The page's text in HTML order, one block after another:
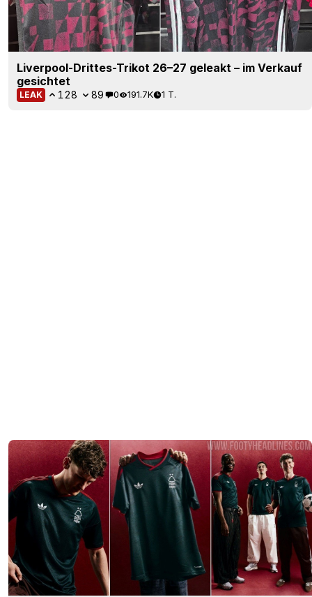
Liverpool-Drittes-Trikot 26–27 geleakt – im Verkauf
gesichtet
LEAK 128 89 0 191.7K 1 T.